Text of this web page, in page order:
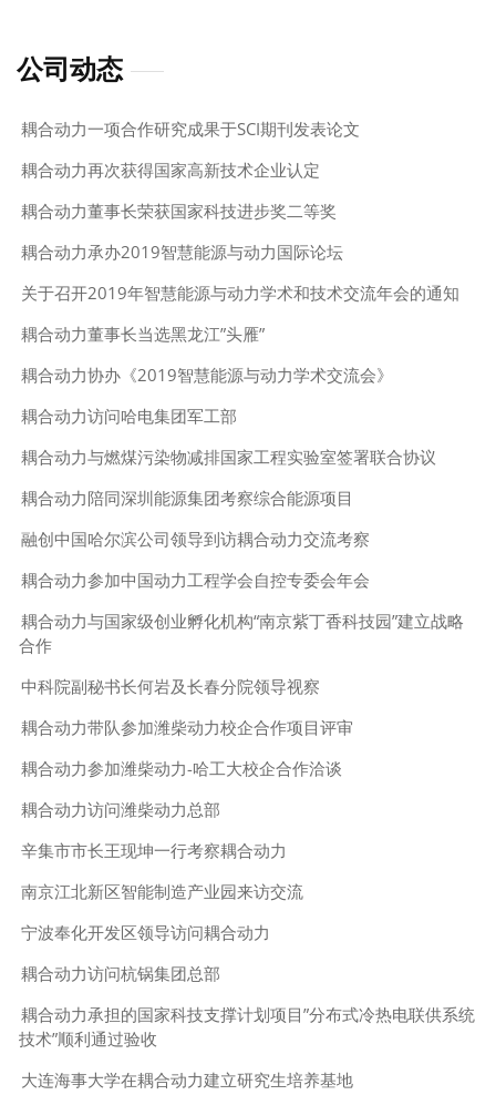
公司动态
耦合动力一项合作研究成果于SCI期刊发表论文
耦合动力再次获得国家高新技术企业认定
耦合动力董事长荣获国家科技进步奖二等奖
耦合动力承办2019智慧能源与动力国际论坛
关于召开2019年智慧能源与动力学术和技术交流年会的通知
耦合动力董事长当选黑龙江”头雁”
耦合动力协办《2019智慧能源与动力学术交流会》
耦合动力访问哈电集团军工部
耦合动力与燃煤污染物减排国家工程实验室签署联合协议
耦合动力陪同深圳能源集团考察综合能源项目
融创中国哈尔滨公司领导到访耦合动力交流考察
耦合动力参加中国动力工程学会自控专委会年会
耦合动力与国家级创业孵化机构“南京紫丁香科技园”建立战略
合作
中科院副秘书长何岩及长春分院领导视察
耦合动力带队参加潍柴动力校企合作项目评审
耦合动力参加潍柴动力-哈工大校企合作洽谈
耦合动力访问潍柴动力总部
辛集市市长王现坤一行考察耦合动力
南京江北新区智能制造产业园来访交流
宁波奉化开发区领导访问耦合动力
耦合动力访问杭锅集团总部
耦合动力承担的国家科技支撑计划项目”分布式冷热电联供系统
技术”顺利通过验收
大连海事大学在耦合动力建立研究生培养基地